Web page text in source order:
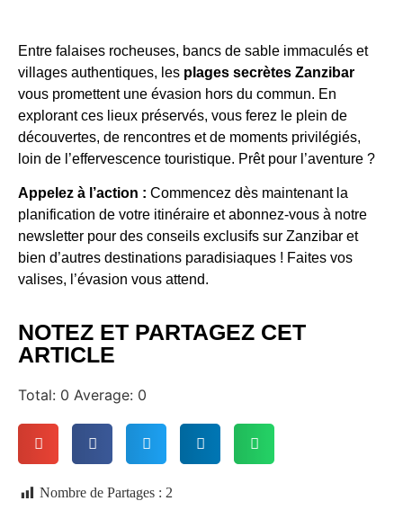
Entre falaises rocheuses, bancs de sable immaculés et
villages authentiques, les plages secrètes Zanzibar
vous promettent une évasion hors du commun. En
explorant ces lieux préservés, vous ferez le plein de
découvertes, de rencontres et de moments privilégiés,
loin de l’effervescence touristique. Prêt pour l’aventure ?
Appelez à l’action : Commencez dès maintenant la
planification de votre itinéraire et abonnez-vous à notre
newsletter pour des conseils exclusifs sur Zanzibar et
bien d’autres destinations paradisiaques ! Faites vos
valises, l’évasion vous attend.
NOTEZ ET PARTAGEZ CET
ARTICLE
Total: 0 Average: 0
Nombre de Partages : 2